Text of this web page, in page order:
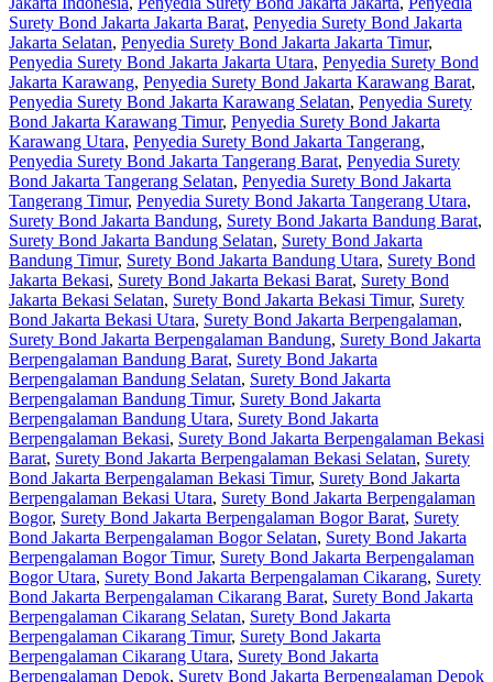
Surety Bond Jakarta Jakarta Barat, Penyedia Surety Bond Jakarta
Jakarta Selatan, Penyedia Surety Bond Jakarta Jakarta Timur,
Penyedia Surety Bond Jakarta Jakarta Utara, Penyedia Surety Bond
Jakarta Karawang, Penyedia Surety Bond Jakarta Karawang Barat,
Penyedia Surety Bond Jakarta Karawang Selatan, Penyedia Surety
Bond Jakarta Karawang Timur, Penyedia Surety Bond Jakarta
Karawang Utara, Penyedia Surety Bond Jakarta Tangerang,
Penyedia Surety Bond Jakarta Tangerang Barat, Penyedia Surety
Bond Jakarta Tangerang Selatan, Penyedia Surety Bond Jakarta
Tangerang Timur, Penyedia Surety Bond Jakarta Tangerang Utara,
Surety Bond Jakarta Bandung, Surety Bond Jakarta Bandung Barat,
Surety Bond Jakarta Bandung Selatan, Surety Bond Jakarta
Bandung Timur, Surety Bond Jakarta Bandung Utara, Surety Bond
Jakarta Bekasi, Surety Bond Jakarta Bekasi Barat, Surety Bond
Jakarta Bekasi Selatan, Surety Bond Jakarta Bekasi Timur, Surety
Bond Jakarta Bekasi Utara, Surety Bond Jakarta Berpengalaman,
Surety Bond Jakarta Berpengalaman Bandung, Surety Bond Jakarta
Berpengalaman Bandung Barat, Surety Bond Jakarta
Berpengalaman Bandung Selatan, Surety Bond Jakarta
Berpengalaman Bandung Timur, Surety Bond Jakarta
Berpengalaman Bandung Utara, Surety Bond Jakarta
Berpengalaman Bekasi, Surety Bond Jakarta Berpengalaman Bekasi
Barat, Surety Bond Jakarta Berpengalaman Bekasi Selatan, Surety
Bond Jakarta Berpengalaman Bekasi Timur, Surety Bond Jakarta
Berpengalaman Bekasi Utara, Surety Bond Jakarta Berpengalaman
Bogor, Surety Bond Jakarta Berpengalaman Bogor Barat, Surety
Bond Jakarta Berpengalaman Bogor Selatan, Surety Bond Jakarta
Berpengalaman Bogor Timur, Surety Bond Jakarta Berpengalaman
Bogor Utara, Surety Bond Jakarta Berpengalaman Cikarang, Surety
Bond Jakarta Berpengalaman Cikarang Barat, Surety Bond Jakarta
Berpengalaman Cikarang Selatan, Surety Bond Jakarta
Berpengalaman Cikarang Timur, Surety Bond Jakarta
Berpengalaman Cikarang Utara, Surety Bond Jakarta
Berpengalaman Depok, Surety Bond Jakarta Berpengalaman Depok